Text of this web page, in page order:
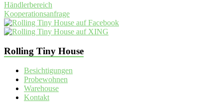
Händlerbereich
Kooperationsanfrage
Rolling Tiny House
Besichtigungen
Probewohnen
Warehouse
Kontakt